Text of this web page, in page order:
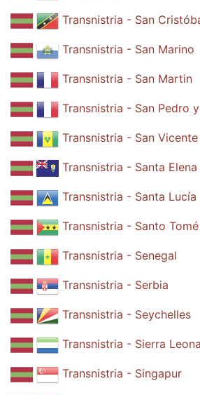
Transnistria - San
Transnistria - San Marino
Transnistria - San Martin
Transnistria - San Pedro
Transnistria - San
Transnistria - Santa Elena
Transnistria - Santa Lucía
Transnistria - Santo
Transnistria - Senegal
Transnistria - Serbia
Transnistria - Seychelles
Transnistria - Sierra Leona
Transnistria - Singapur